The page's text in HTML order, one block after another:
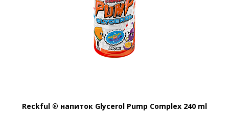
Reckful ® напиток Glycerol Pump Complex 240 ml